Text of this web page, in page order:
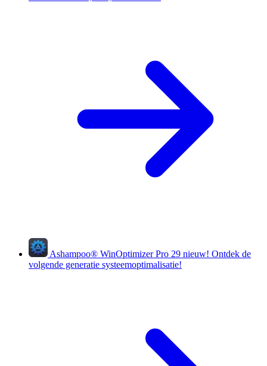
Ashampoo® WinOptimizer Pro 29 nieuw! Ontdek de
volgende generatie systeemoptimalisatie!